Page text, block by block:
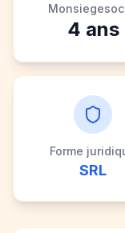
4 ans
Forme
SRL